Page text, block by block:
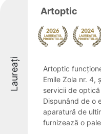
Laureați
Artoptic
Artoptic
Emile Zola nr. 4,
servicii de
Dispunând de o
aparatură de
furnizează o